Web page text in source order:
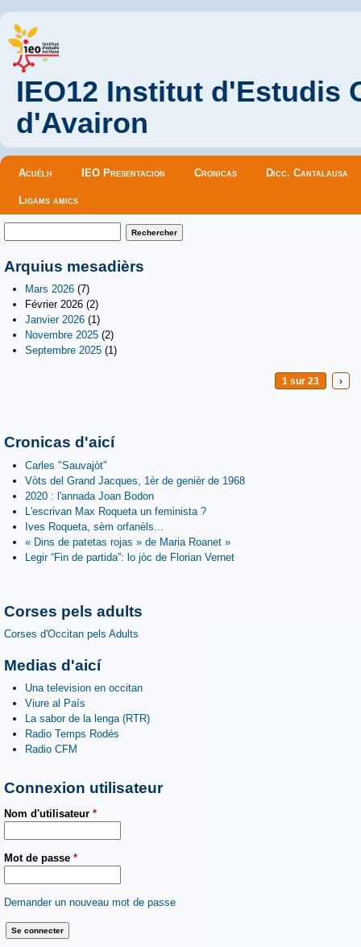
IEO12 Institut d'Estudis
d'Avairon
Menu principal
Acuèlh IEO Presentacion Cronicas Dicc. Cantalausa
Ligams amics
Formulaire de recherche
Arquius mesadièrs
Mars 2026 (7)
Février 2026 (2)
Janvier 2026 (1)
Novembre 2025 (2)
Septembre 2025 (1)
1 sur 23 ›
Cronicas d'aicí
Carles "Sauvajòt"
Vòts del Grand Jacques, 1èr de genièr de 1968
2020 : l'annada Joan Bodon
L'escrivan Max Roqueta un feminista ?
Ives Roqueta, sèm orfanèls...
« Dins de patetas rojas » de Maria Roanet »
Legir “Fin de partida”: lo jòc de Florian Vernet
Corses pels adults
Corses d'Occitan pels Adults
Medias d'aicí
Una television en occitan
Viure al País
La sabor de la lenga (RTR)
Radio Temps Rodés
Radio CFM
Connexion utilisateur
Nom d'utilisateur *
Mot de passe *
Demander un nouveau mot de passe